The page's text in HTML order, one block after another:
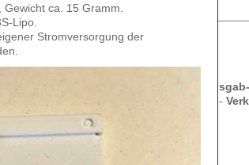
ca. 15 Gramm.
Lipo.
Stromversorgung der
-